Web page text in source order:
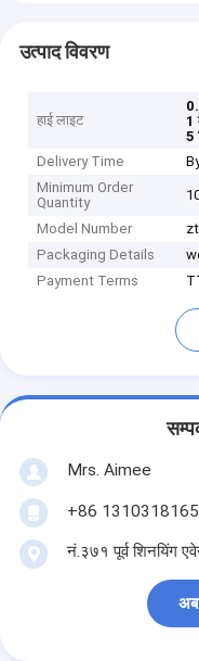
उत्पाद विवरण
हाई लाइट
1
5
Delivery Time
Minimum Order
Quantity
Model Number
Packaging Details
Payment Terms
Mrs. Aimee
+86
नं.३७१ पूर्व शिनयिंग